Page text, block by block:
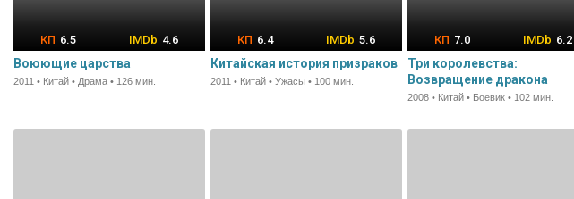
6.5 4.6
Воюющие царства
2011 • Китай • Драма • 126 мин.
6.4 5.6
Китайская история призраков
2011 • Китай • Ужасы • 100 мин.
7.0 6.2
Три королевства:
Возвращение дракона
2008 • Китай • Боевик • 102 мин.